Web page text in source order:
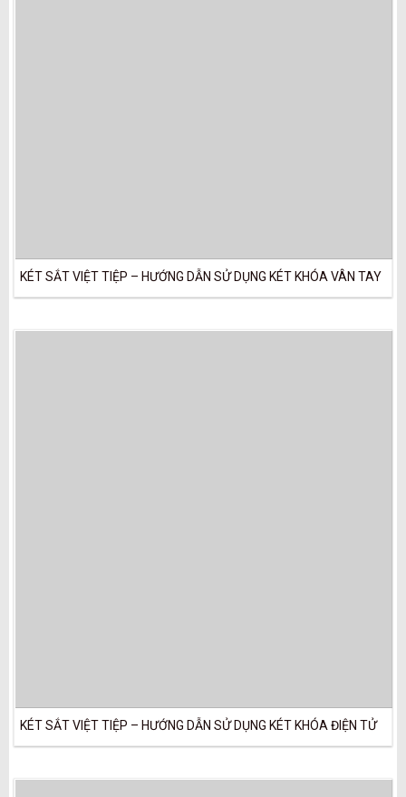
KÉT SẮT VIỆT TIỆP – HƯỚNG DẪN SỬ DỤNG KÉT KHÓA VÂN TAY
KÉT SẮT VIỆT TIỆP – HƯỚNG DẪN SỬ DỤNG KÉT KHÓA ĐIỆN TỬ